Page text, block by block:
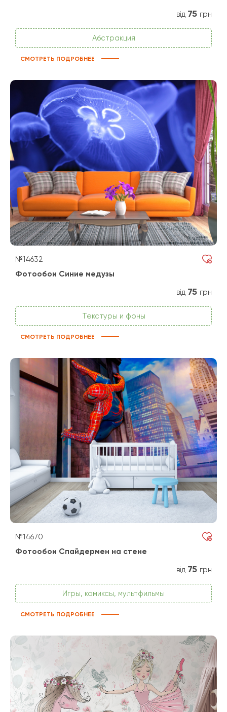
від 75 грн
Абстракция
СМОТРЕТЬ ПОДРОБНЕЕ
№14632
Фотообои Синие медузы
від 75 грн
Текстуры и фоны
СМОТРЕТЬ ПОДРОБНЕЕ
№14670
Фотообои Спайдермен на стене
від 75 грн
Игры, комиксы, мультфильмы
СМОТРЕТЬ ПОДРОБНЕЕ